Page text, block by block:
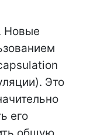
Новые
Это
его